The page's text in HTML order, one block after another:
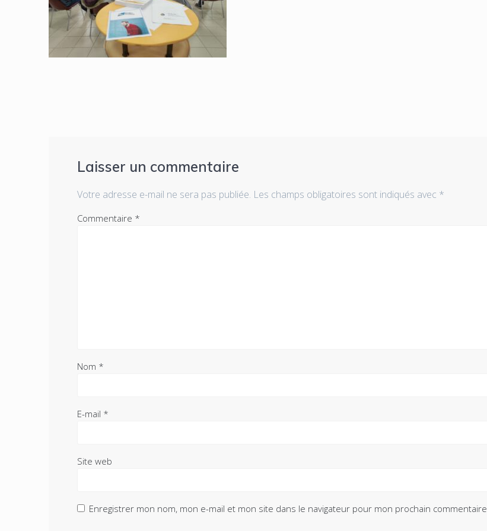
Laisser un commentaire
Votre adresse e-mail ne sera pas publiée. Les champs obligatoires sont indiqués avec *
Commentaire *
Nom *
E-mail *
Site web
Enregistrer mon nom, mon e-mail et mon site dans le navigateur pour mon prochain commentaire.